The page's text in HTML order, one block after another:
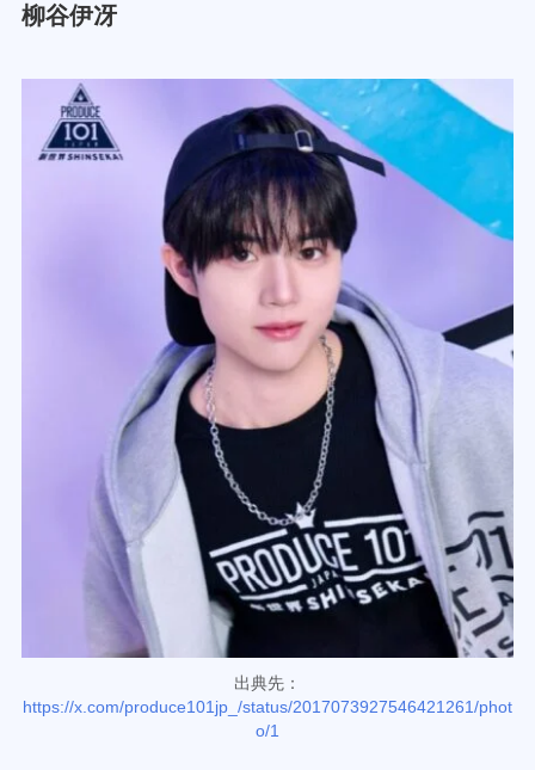
柳谷伊冴
出典先：
https://x.com/produce101jp_/status/2017073927546421261/phot
o/1